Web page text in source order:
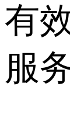
有
服